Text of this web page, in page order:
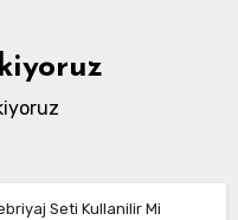
Seti Kullanilir Mi